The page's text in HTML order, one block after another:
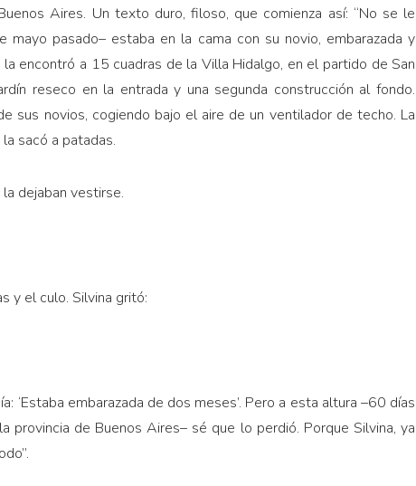
Aires. Un texto duro, filoso, que comienza así: “No se le
pasado– estaba en la cama con su novio, embarazada y
encontró a 15 cuadras de la Villa Hidalgo, en el partido de San
reseco en la entrada y una segunda construcción al fondo.
sus novios, cogiendo bajo el aire de un ventilador de techo. La
sacó a patadas.
dejaban vestirse.
y el culo. Silvina gritó:
‘Estaba embarazada de dos meses’. Pero a esta altura –60 días
provincia de Buenos Aires– sé que lo perdió. Porque Silvina, ya